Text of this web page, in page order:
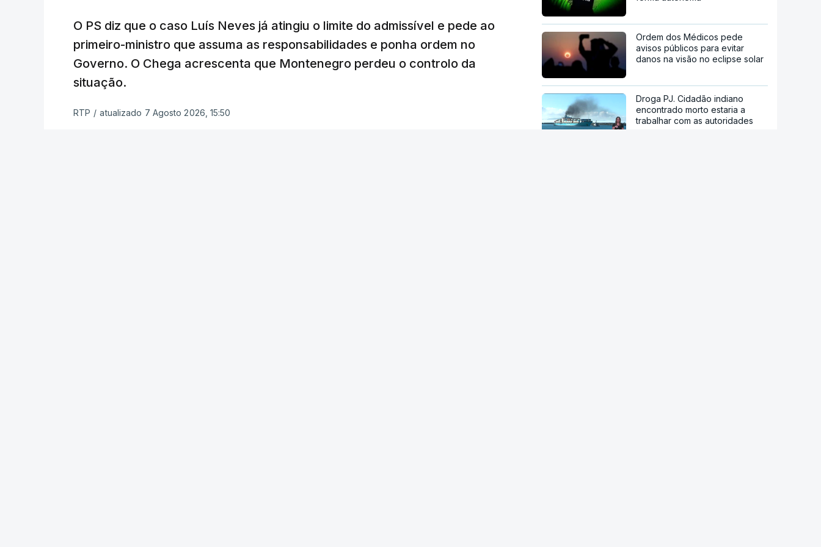
Empreiteiro que fez obras na casa de Luís Neves também
trabalhou para o diretor financeiro da PJ
atualizado 7 Agosto 2026, 14:26
O PS diz que o caso Luís Neves já atingiu o limite do admissível e pede ao
primeiro-ministro que assuma as responsabilidades e ponha ordem no
Governo. O Chega acrescenta que Montenegro perdeu o controlo da
situação.
RTP / atualizado 7 Agosto 2026, 15:50
Ordem dos Médicos pede
avisos públicos para evitar
danos na visão no eclipse solar
Droga PJ. Cidadão indiano
encontrado morto estaria a
trabalhar com as autoridades